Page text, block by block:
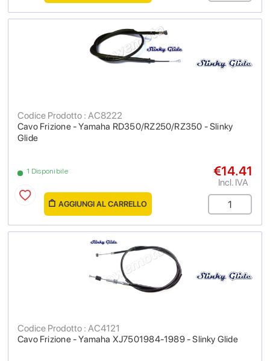
Cavo Frizione - Yamaha RD350/RZ250/RZ350 - Slinky
Glide
Codice Prodotto : AC8222
1 Disponibile €14.41
Incl. IVA
AGGIUNGI AL CARRELLO
Cavo Frizione - Yamaha XJ7501984-1989 - Slinky Glide
Codice Prodotto : AC4121